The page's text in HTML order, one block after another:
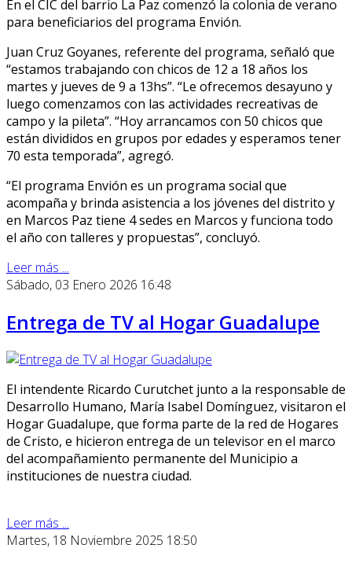
En el CIC del barrio La Paz comenzó la colonia de verano
para beneficiarios del programa Envión.
Juan Cruz Goyanes, referente del programa, señaló que
“estamos trabajando con chicos de 12 a 18 años los
martes y jueves de 9 a 13hs”. “Le ofrecemos desayuno y
luego comenzamos con las actividades recreativas de
campo y la pileta”. “Hoy arrancamos con 50 chicos que
están divididos en grupos por edades y esperamos tener
70 esta temporada”, agregó.
“El programa Envión es un programa social que
acompaña y brinda asistencia a los jóvenes del distrito y
en Marcos Paz tiene 4 sedes en Marcos y funciona todo
el año con talleres y propuestas”, concluyó.
Leer más ...
Sábado, 03 Enero 2026 16:48
Entrega de TV al Hogar Guadalupe
El intendente Ricardo Curutchet junto a la responsable de
Desarrollo Humano, María Isabel Domínguez, visitaron el
Hogar Guadalupe, que forma parte de la red de Hogares
de Cristo, e hicieron entrega de un televisor en el marco
del acompañamiento permanente del Municipio a
instituciones de nuestra ciudad.
Leer más ...
Martes, 18 Noviembre 2025 18:50